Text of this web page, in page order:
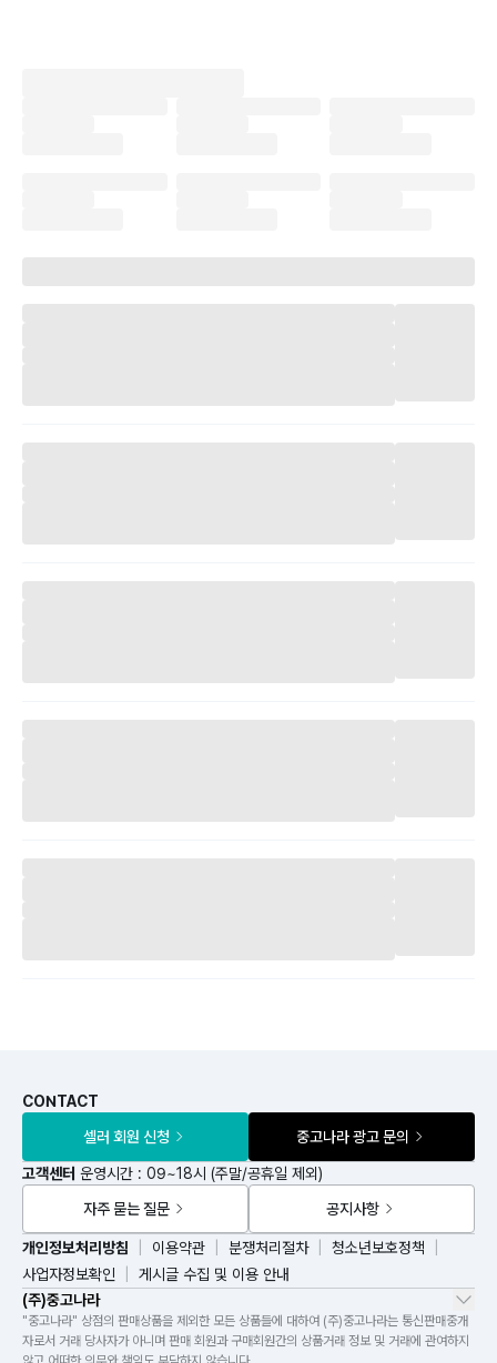
CONTACT
셀러 회원 신청
중고나라 광고 문의
고객센터 운영시간 : 09~18시 (주말/공휴일 제외)
자주 묻는 질문
공지사항
(주)중고나라
개인정보처리방침 이용약관 분쟁처리절차
청소년보호정책
사업자정보확인
게시글 수집 및 이용 안내
"중고나라" 상점의 판매상품을 제외한 모든 상품들에 대하여 (주)중고나라는 통신판매중개
자로서 거래 당사자가 아니며 판매 회원과 구매회원간의 상품거래 정보 및 거래에 관여하지